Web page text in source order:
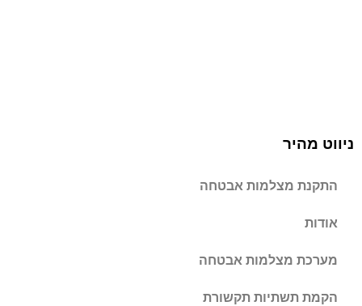
ניווט מהיר
התקנת מצלמות אבטחה
אודות
מערכת מצלמות אבטחה
הקמת תשתיות תקשורת